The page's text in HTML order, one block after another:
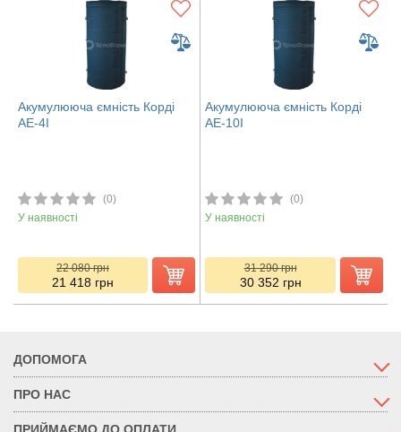
Акумулююча ємність Корді
АЕ-4І
(0)
У наявності
22 080грн
21 418 грн
Акумулююча ємність Корді
АЕ-10І
(0)
У наявності
31 290грн
30 352 грн
ДОПОМОГА
ПРО НАС